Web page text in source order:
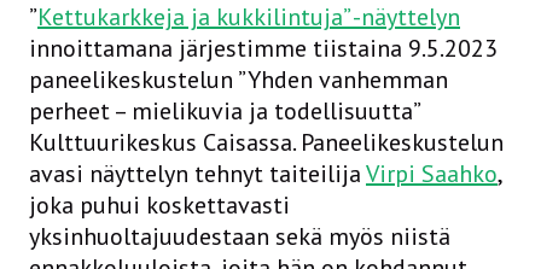
”Kettukarkkeja ja kukkilintuja” -näyttelyn
innoittamana järjestimme tiistaina 9.5.2023
paneelikeskustelun ”Yhden vanhemman
perheet – mielikuvia ja todellisuutta”
Kulttuurikeskus Caisassa. Paneelikeskustelun
avasi näyttelyn tehnyt taiteilijaVirpi Saahko,
joka puhui koskettavasti
yksinhuoltajuudestaan sekä myös niistä